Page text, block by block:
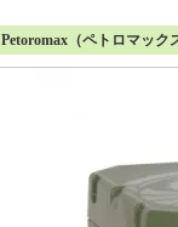
Petoromax（ペトロマック